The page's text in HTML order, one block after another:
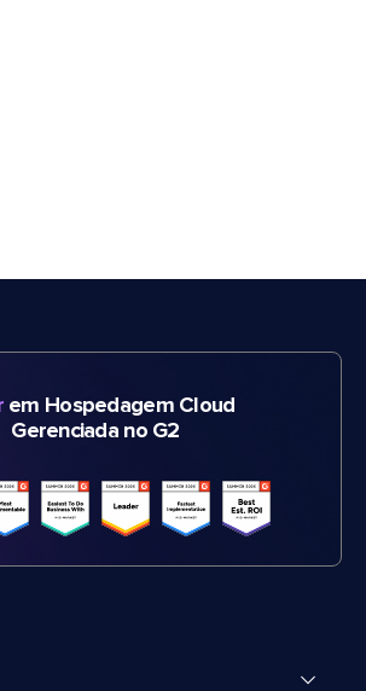
em Hospedagem Cloud
Gerenciada no G2